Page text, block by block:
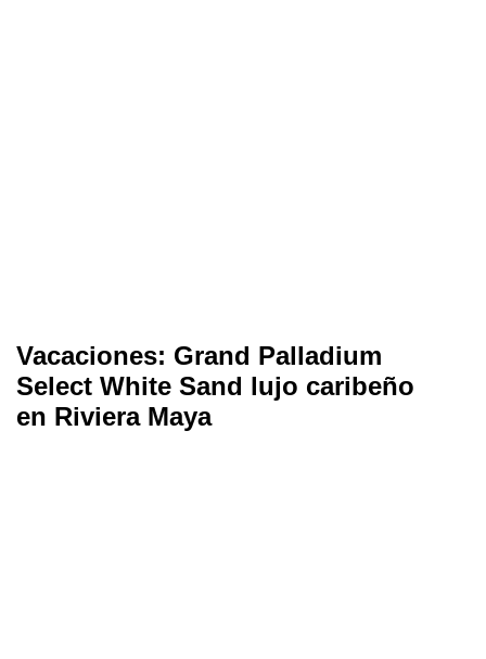
Vacaciones: Grand Palladium
Select White Sand lujo caribeño
en Riviera Maya